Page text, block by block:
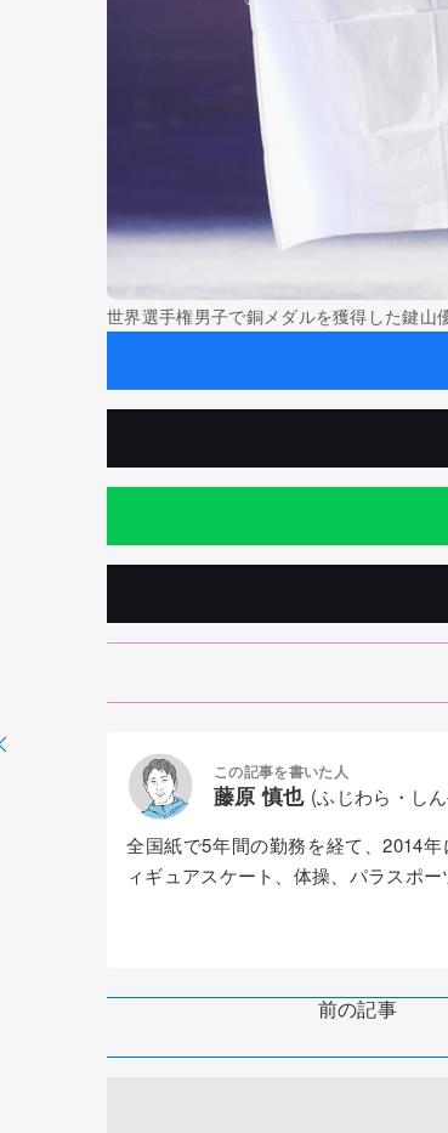
世界選手権男子で銅メダルを獲得した鍵山
この記事を書いた人
藤原 慎也 (ふじわら・し
全国紙で5年間の勤務を経て、2014
ィギュアスケート、体操、パラスポ
前の記事